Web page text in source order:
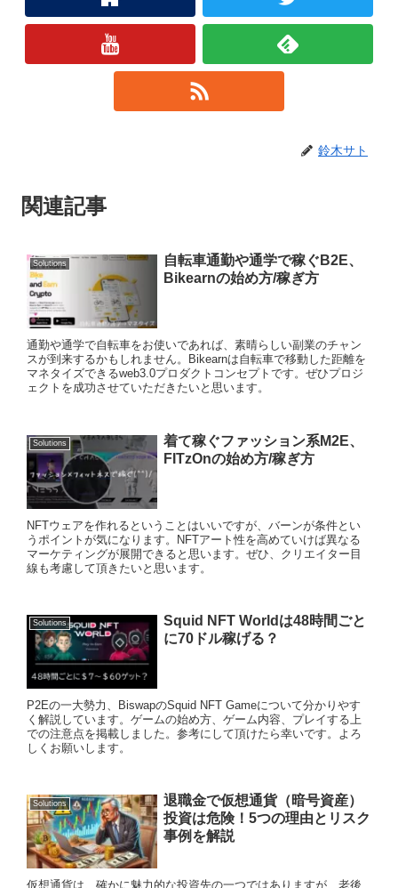
鈴木サト
関連記事
Solutions
自転車通勤や通学で稼ぐB2E、
Bikearnの始め方/稼ぎ方
通勤や通学で自転車をお使いであれば、素晴らしい副業のチャン
スが到来するかもしれません。Bikearnは自転車で移動した距離を
マネタイズできるweb3.0プロダクトコンセプトです。ぜひプロジ
ェクトを成功させていただきたいと思います。
Solutions
着て稼ぐファッション系M2E、
FITzOnの始め方/稼ぎ方
NFTウェアを作れるということはいいですが、バーンが条件とい
うポイントが気になります。NFTアート性を高めていけば異なる
マーケティングが展開できると思います。ぜひ、クリエイター目
線も考慮して頂きたいと思います。
Solutions
Squid NFT Worldは48時間ごと
に70ドル稼げる？
P2Eの一大勢力、BiswapのSquid NFT Gameについて分かりやす
く解説しています。ゲームの始め方、ゲーム内容、プレイする上
での注意点を掲載しました。参考にして頂けたら幸いです。よろ
しくお願いします。
Solutions
退職金で仮想通貨（暗号資産）
投資は危険！5つの理由とリスク
事例を解説
仮想通貨は、確かに魅力的な投資先の一つではありますが、老後